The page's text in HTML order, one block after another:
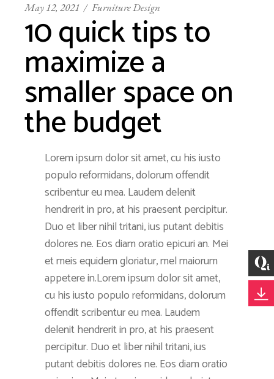
May 12, 2021 Furniture Design
10 quick tips to
maximize a
smaller space on
the budget
Lorem ipsum dolor sit amet, cu his iusto
populo reformidans, dolorum offendit
scribentur eu mea. Laudem delenit
hendrerit in pro, at his praesent percipitur.
Duo et liber nihil tritani, ius putant debitis
dolores ne. Eos diam oratio epicuri an. Mei
et meis equidem gloriatur, mel maiorum
appetere in.Lorem ipsum dolor sit amet,
cu his iusto populo reformidans, dolorum
offendit scribentur eu mea. Laudem
delenit hendrerit in pro, at his praesent
percipitur. Duo et liber nihil tritani, ius
putant debitis dolores ne. Eos diam oratio